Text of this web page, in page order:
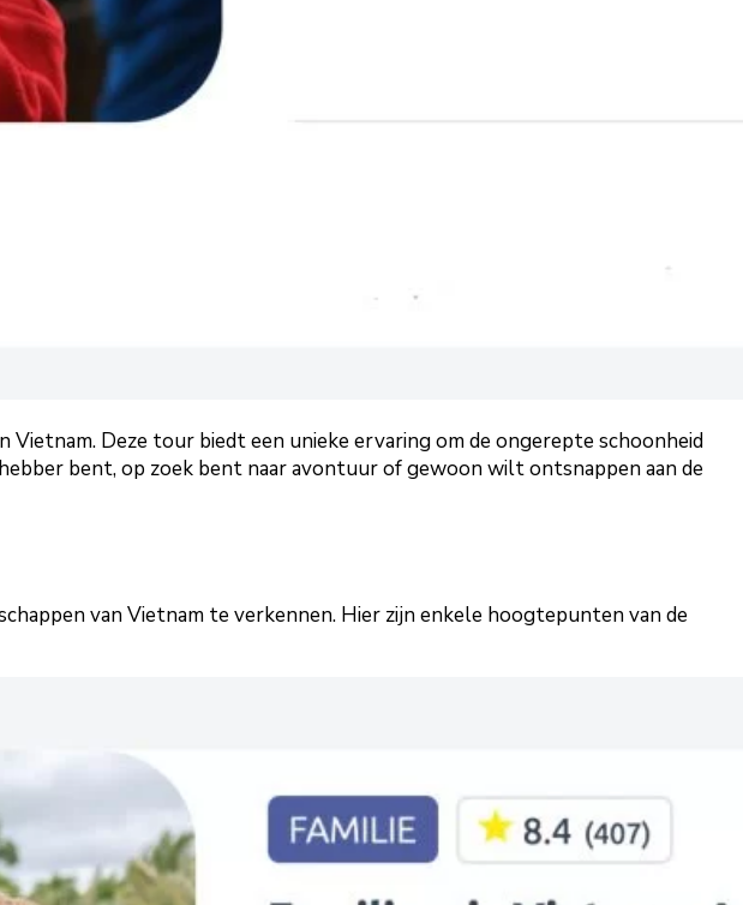
Deze tour biedt een unieke ervaring om de ongerepte schoonheid
bent, op zoek bent naar avontuur of gewoon wilt ontsnappen aan de
van Vietnam te verkennen. Hier zijn enkele hoogtepunten van de